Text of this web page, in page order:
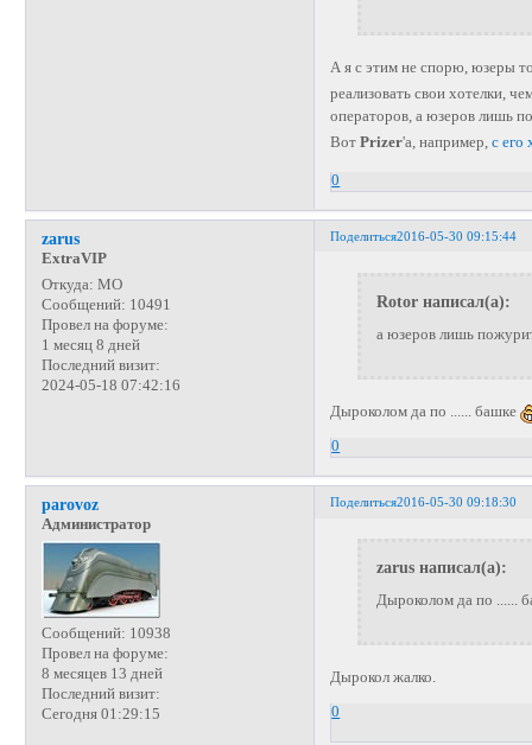
А я с этим не спорю, юзеры
реализовать свои хотелки,
операторов, а юзеров лишь
ВотPrizer'а, например,с его
0
Поделиться2016-05-30 09:15:44
zarus
ExtraVIP
Откуда: МО
Сообщений: 10491
Провел на форуме:
1 месяц 8 дней
Последний визит:
2024-05-18 07:42:16
Rotor написал(а):
а юзеров лишь
Дыроколом да по ...... башке
0
Поделиться2016-05-30 09:18:30
parovoz
Администратор
Сообщений: 10938
Провел на форуме:
8 месяцев 13 дней
Последний визит:
Сегодня 01:29:15
zarus написал(а):
Дыроколом да по ......
Дырокол жалко.
0